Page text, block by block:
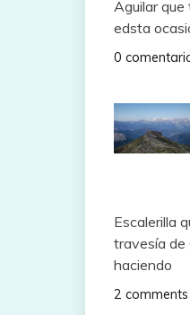
Aguilar
edsta
0
Escalerilla
travesía de
haciendo
2 comments